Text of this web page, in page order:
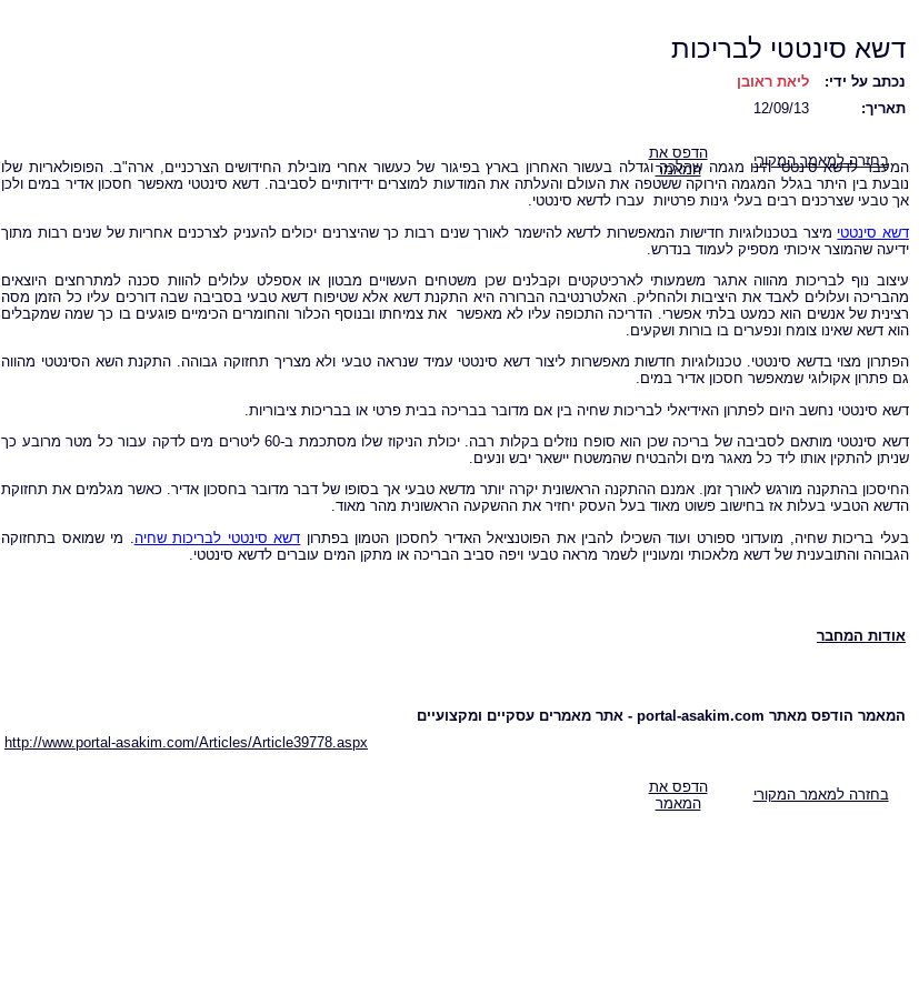
דשא סינטטי לבריכות
נכתב על ידי:
ליאת ראובן
תאריך:
12/09/13
בחזרה למאמר המקורי
הדפס את
המאמר
המעבר לדשא סינטטי הינו מגמה שהלכה וגדלה בעשור האחרון בארץ בפיגור של כעשור אחרי מובילת החידושים הצרכניים, ארה"ב. הפופולאריות שלו
נובעת בין היתר בגלל המגמה הירוקה ששטפה את העולם והעלתה את המודעות למוצרים ידידותיים לסביבה. דשא סינטטי מאפשר חסכון אדיר במים ולכן
אך טבעי שצרכנים רבים בעלי גינות פרטיות עברו לדשא סינטטי.
דשא סינטטי מיצר בטכנולוגיות חדישות המאפשרות לדשא להישמר לאורך שנים רבות כך שהיצרנים יכולים להעניק לצרכנים אחריות של שנים רבות מתוך
ידיעה שהמוצר איכותי מספיק לעמוד בנדרש.
עיצוב נוף לבריכות מהווה אתגר משמעותי לארכיטקטים וקבלנים שכן משטחים העשויים מבטון או אספלט עלולים להוות סכנה למתרחצים היוצאים
מהבריכה ועלולים לאבד את היציבות ולהחליק. האלטרנטיבה הברורה היא התקנת דשא אלא שטיפוח דשא טבעי בסביבה שבה דורכים עליו כל הזמן מסה
רצינית של אנשים הוא כמעט בלתי אפשרי. הדריכה התכופה עליו לא מאפשר את צמיחתו ובנוסף הכלור והחומרים הכימיים פוגעים בו כך שמה שמקבלים
הוא דשא שאינו צומח ונפערים בו בורות ושקעים.
הפתרון מצוי בדשא סינטטי. טכנולוגיות חדשות מאפשרות ליצור דשא סינטטי עמיד שנראה טבעי ולא מצריך תחזוקה גבוהה. התקנת השא הסינטטי מהווה
גם פתרון אקולוגי שמאפשר חסכון אדיר במים.
דשא סינטטי נחשב היום לפתרון האידיאלי לבריכות שחיה בין אם מדובר בבריכה בבית פרטי או בבריכות ציבוריות.
דשא סינטטי מותאם לסביבה של בריכה שכן הוא סופח נוזלים בקלות רבה. יכולת הניקוז שלו מסתכמת ב-60 ליטרים מים לדקה עבור כל מטר מרובע כך
שניתן להתקין אותו ליד כל מאגר מים ולהבטיח שהמשטח יישאר יבש ונעים.
החיסכון בהתקנה מורגש לאורך זמן. אמנם ההתקנה הראשונית יקרה יותר מדשא טבעי אך בסופו של דבר מדובר בחסכון אדיר. כאשר מגלמים את תחזוקת
הדשא הטבעי בעלות אז בחישוב פשוט מאוד בעל העסק יחזיר את ההשקעה הראשונית מהר מאוד.
בעלי בריכות שחיה, מועדוני ספורט ועוד השכילו להבין את הפוטנציאל האדיר לחסכון הטמון בפתרון דשא סינטטי לבריכות שחיה . מי שמואס בתחזוקה
הגבוהה והתובענית של דשא מלאכותי ומעוניין לשמר מראה טבעי ויפה סביב הבריכה או מתקן המים עוברים לדשא סינטטי.
אודות המחבר
המאמר הודפס מאתר portal-asakim.com - אתר מאמרים עסקיים ומקצועיים
http://www.portal-asakim.com/Articles/Article39778.aspx
בחזרה למאמר המקורי
הדפס את
המאמר